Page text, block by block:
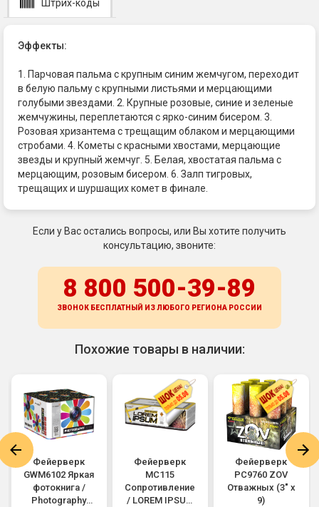
Штрих-коды
Эффекты:
1. Парчовая пальма с крупным синим жемчугом, переходит
в белую пальму с крупными листьями и мерцающими
голубыми звездами. 2. Крупные розовые, синие и зеленые
жемчужины, переплетаются с ярко-синим бисером. 3.
Розовая хризантема с трещащим облаком и мерцающими
стробами. 4. Кометы с красными хвостами, мерцающие
звезды и крупный жемчуг. 5. Белая, хвостатая пальма с
мерцающим, розовым бисером. 6. Залп тигровых,
трещащих и шуршащих комет в финале.
Если у Вас остались вопросы, или Вы хотите получить
консультацию, звоните:
8 800 500-39-89
ЗВОНОК БЕСПЛАТНЫЙ ИЗ ЛЮБОГО РЕГИОНА РОССИИ
Похожие товары в наличии:
Фейерверк
GWM6102 Яркая
фотокнига /
Photography
Фейерверк
МС115
Сопротивление
/ LOREM IPSUM
Фейерверк
РС9760 ZOV
Отважных (3" х
9)